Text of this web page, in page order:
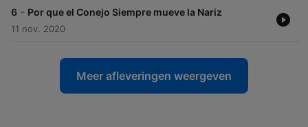
6 - Por que el Conejo Siempre mueve la Nariz
11 nov. 2020
Meer afleveringen weergeven